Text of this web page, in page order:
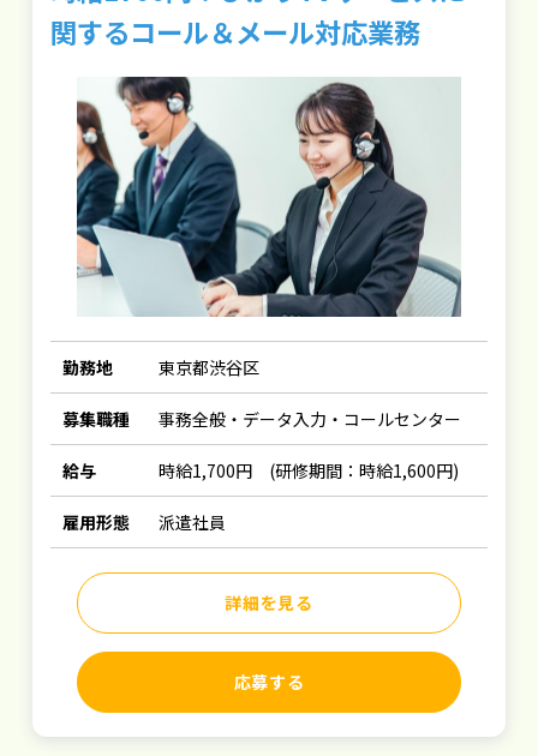
関するコール＆メール対応業務
勤務地 東京都渋谷区
募集職種 事務全般・データ入力・コールセンター
給与 時給1,700円 (研修期間：時給1,600円)
雇用形態 派遣社員
詳細を見る
応募する